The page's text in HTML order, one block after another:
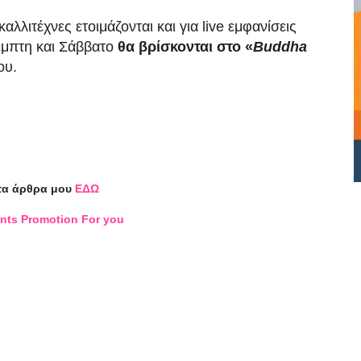
ετοιμάζονται και για live εμφανίσεις
και Σάββατο θα βρίσκονται στο «Buddha
άρθρα μου ΕΔΩ
Promotion For you